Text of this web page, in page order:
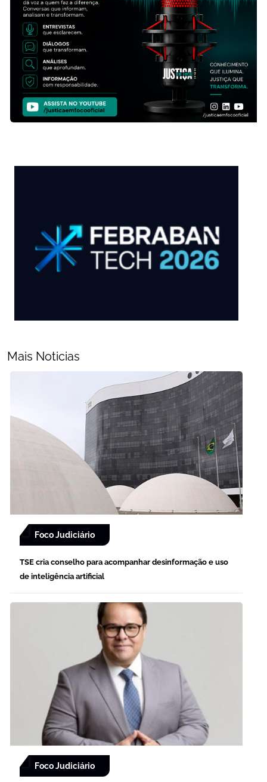
Mais Noticias
Foco Judiciário
TSE cria conselho para acompanhar desinformação e uso
de inteligência artificial
Foco Judiciário